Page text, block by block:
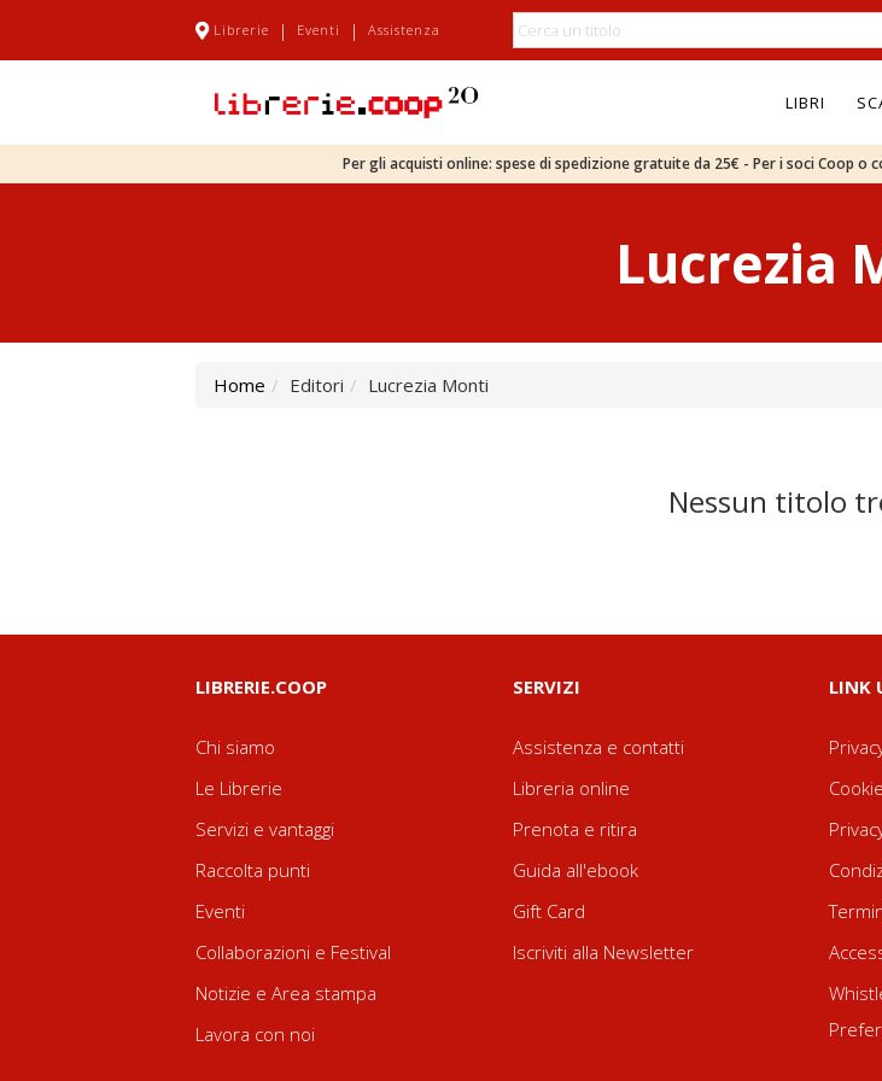
Librerie | Eventi | Assistenza
LIBRI
Per gli acquisti online: spese di spedizione gratuite da 25€ - Per i soci Coop
Lucrezia
Home Editori Lucrezia Monti
Nessun titolo
LIBRERIE.COOP
Chi siamo
Le Librerie
Servizi e vantaggi
Raccolta punti
Eventi
Collaborazioni e Festival
Notizie e Area stampa
Lavora con noi
SERVIZI
Assistenza e contatti
Libreria online
Prenota e ritira
Guida all'ebook
Gift Card
Iscriviti alla Newsletter
LINK